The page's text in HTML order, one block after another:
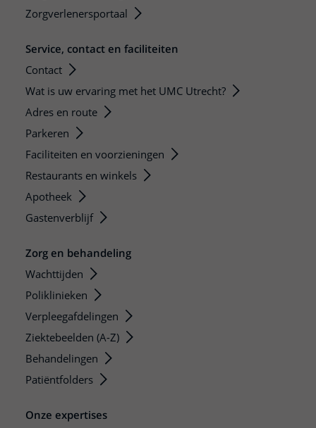
Zorgverlenersportaal
Service, contact en faciliteiten
Contact
Wat is uw ervaring met het UMC Utrecht?
Adres en route
Parkeren
Faciliteiten en voorzieningen
Restaurants en winkels
Apotheek
Gastenverblijf
Zorg en behandeling
Wachttijden
Poliklinieken
Verpleegafdelingen
Ziektebeelden (A-Z)
Behandelingen
Patiëntfolders
Onze expertises